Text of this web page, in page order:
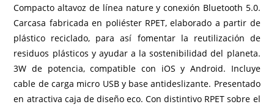
Compacto altavoz de línea nature y conexión Bluetooth 5.0.
Carcasa fabricada en poliéster RPET, elaborado a partir de
plástico reciclado, para así fomentar la reutilización de
residuos plásticos y ayudar a la sostenibilidad del planeta.
3W de potencia, compatible con iOS y Android. Incluye
cable de carga micro USB y base antideslizante. Presentado
en atractiva caja de diseño eco. Con distintivo RPET sobre el